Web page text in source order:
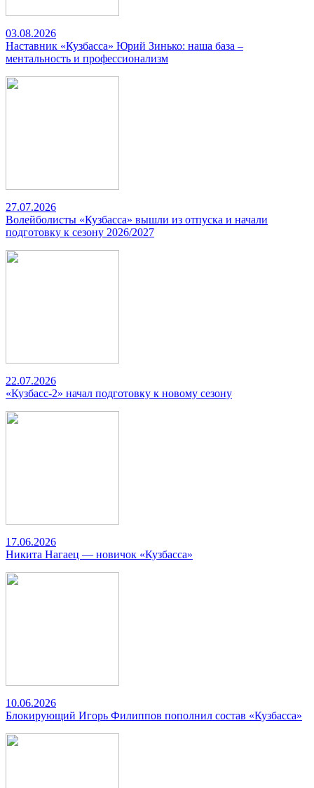
03.08.2026
Наставник «Кузбасса» Юрий Зинько: наша база –
ментальность и профессионализм
27.07.2026
Волейболисты «Кузбасса» вышли из отпуска и начали
подготовку к сезону 2026/2027
22.07.2026
«Кузбасс-2» начал подготовку к новому сезону
17.06.2026
Никита Нагаец — новичок «Кузбасса»
10.06.2026
Блокирующий Игорь Филиппов пополнил состав «Кузбасса»